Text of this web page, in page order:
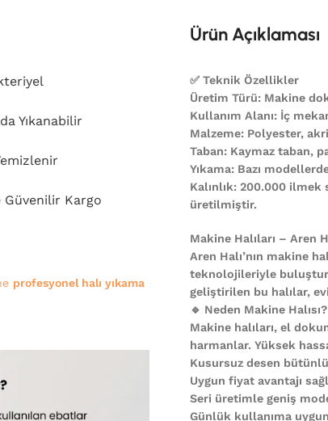
Yıkanabilir
Güvenilir Kargo
profesyonel halı yıkama
Ürün Açıklaması
✅ Teknik Özellikler
Üretim Türü: Makine
Kullanım Alanı: İç
Malzeme: Polyester,
Taban: Kaymaz taban,
Yıkama: Bazı
Kalınlık: 200.000 ilmek
üretilmiştir.
Makine Halıları – Aren
Aren Halı’nın makine
teknolojileriyle
geliştirilen bu halılar,
🔹 Neden Makine Halısı?
Makine halıları, el
harmanlar. Yüksek
Kusursuz desen
Uygun fiyat avantajı
Seri üretimle geniş
Günlük kullanıma